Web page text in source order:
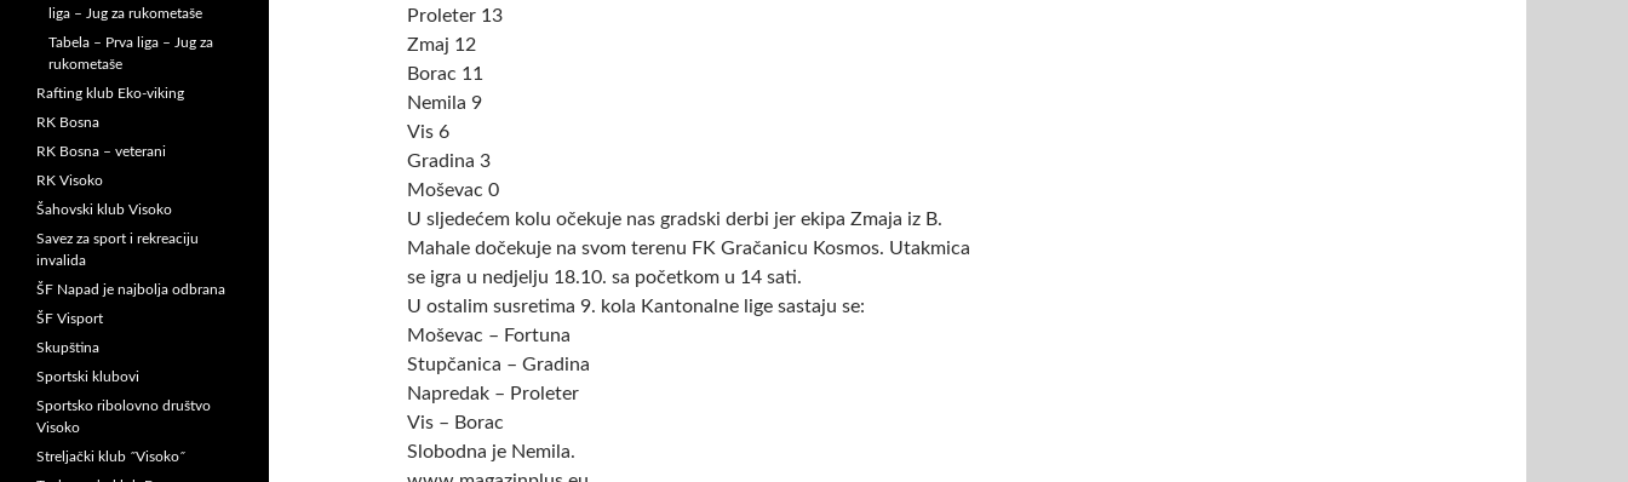
Proleter 13
Zmaj 12
Borac 11
Nemila 9
Vis 6
Gradina 3
Moševac 0
U sljedećem kolu očekuje nas gradski derbi jer ekipa Zmaja iz B.
Mahale dočekuje na svom terenu FK Gračanicu Kosmos. Utakmica
se igra u nedjelju 18.10. sa početkom u 14 sati.
U ostalim susretima 9. kola Kantonalne lige sastaju se:
Moševac – Fortuna
Stupčanica – Gradina
Napredak – Proleter
Vis – Borac
Slobodna je Nemila.
liga – Jug za rukometaše
Tabela – Prva liga – Jug za
rukometaše
Rafting klub Eko-viking
RK Bosna
RK Bosna – veterani
RK Visoko
Šahovski klub Visoko
Savez za sport i rekreaciju
invalida
ŠF Napad je najbolja odbrana
ŠF Visport
Skupština
Sportski klubovi
Sportsko ribolovno društvo
Visoko
Streljački klub ˝Visoko˝